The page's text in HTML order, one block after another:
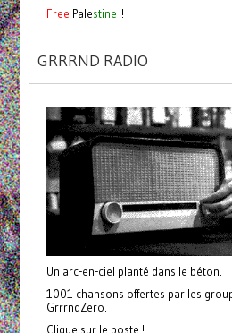
Free Palestine !
GRRRND RADIO
Un arc-en-ciel planté dans le béton.
1001 chansons offertes par les
GrrrndZero.
Clique sur le poste !